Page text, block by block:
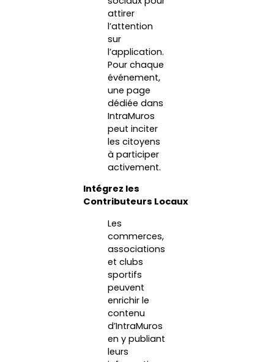
attirer
l’attention
sur
l’application.
Pour chaque
événement,
une page
dédiée dans
IntraMuros
peut inciter
les citoyens
à participer
activement.
Intégrez les
Contributeurs Locaux
Les
commerces,
associations
et clubs
sportifs
peuvent
enrichir le
contenu
d’IntraMuros
en y publiant
leurs